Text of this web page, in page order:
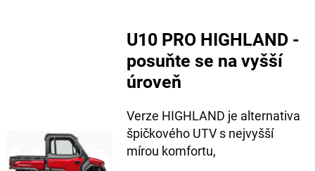
U10 PRO HIGHLAND -
posuňte se na vyšší
úroveň
Verze HIGHLAND je alternativa
špičkového UTV s nejvyšší
mírou komfortu,